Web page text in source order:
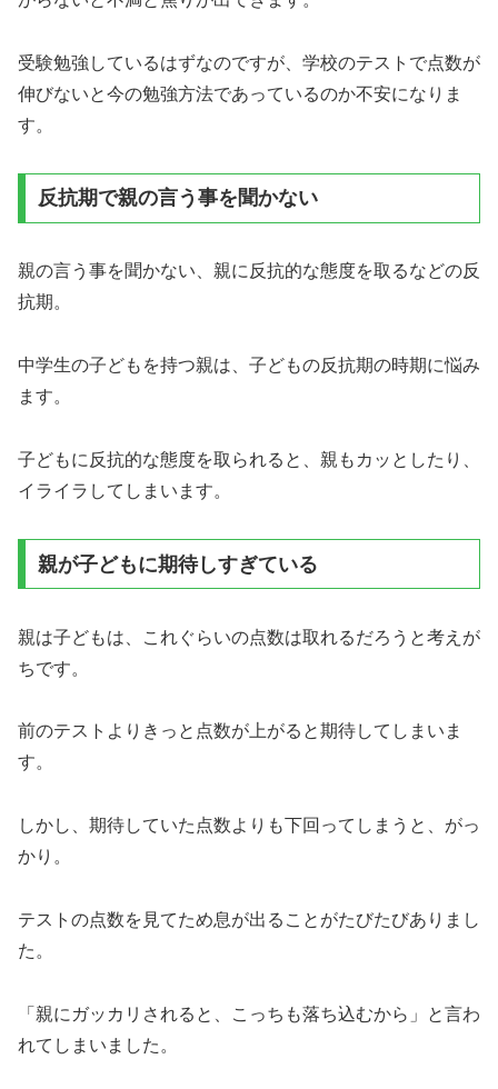
受験勉強しているはずなのですが、学校のテストで点数が
伸びないと今の勉強方法であっているのか不安になりま
す。
反抗期で親の言う事を聞かない
親の言う事を聞かない、親に反抗的な態度を取るなどの反
抗期。
中学生の子どもを持つ親は、子どもの反抗期の時期に悩み
ます。
子どもに反抗的な態度を取られると、親もカッとしたり、
イライラしてしまいます。
親が子どもに期待しすぎている
親は子どもは、これぐらいの点数は取れるだろうと考えが
ちです。
前のテストよりきっと点数が上がると期待してしまいま
す。
しかし、期待していた点数よりも下回ってしまうと、がっ
かり。
テストの点数を見てため息が出ることがたびたびありまし
た。
「親にガッカリされると、こっちも落ち込むから」と言わ
れてしまいました。